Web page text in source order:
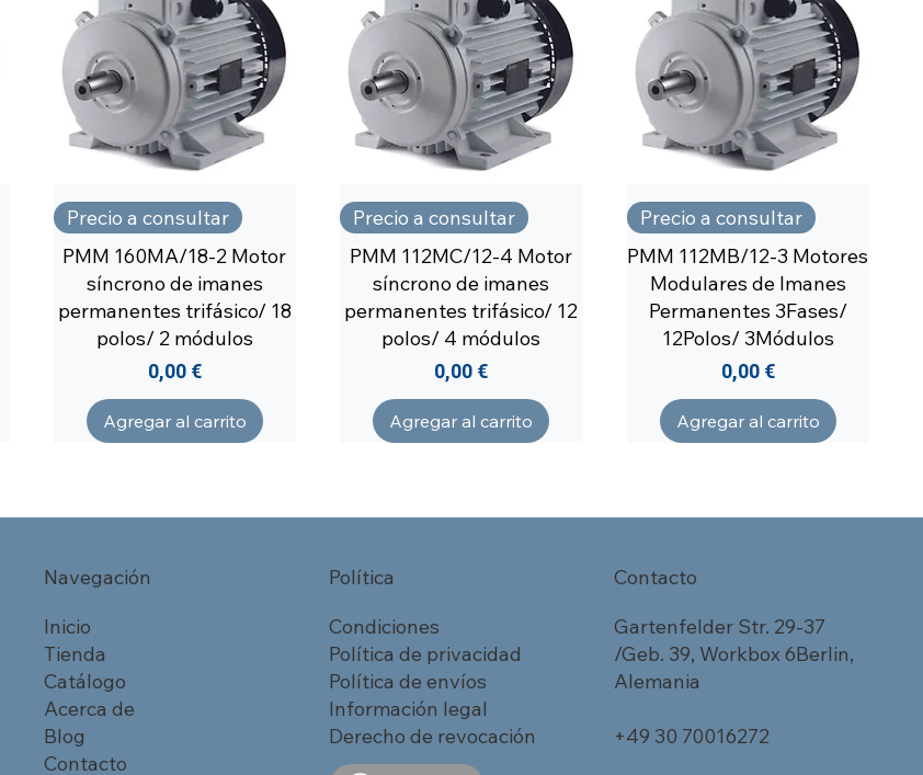
Precio a consultar
PMM 160MA/18-2 Motor
síncrono de imanes
permanentes trifásico/ 18
polos/ 2 módulos
Precio
0,00 €
Agregar al carrito
Precio a consultar
PMM 112MC/12-4 Motor
síncrono de imanes
permanentes trifásico/ 12
polos/ 4 módulos
Precio
0,00 €
Agregar al carrito
Precio a consultar
PMM 112MB/12-3 Motores
Modulares de Imanes
Permanentes 3Fases/
12Polos/ 3Módulos
Precio
0,00 €
Agregar al carrito
Navegación
Inicio
Tienda
Catálogo
Acerca de
Blog
Contacto
Política
Condiciones
Política de privacidad
Política de envíos
Información legal
Derecho de revocación
Contacto
Gartenfelder Str. 29-37
/Geb. 39, Workbox 6Berlin,
Alemania
+49 30 70016272